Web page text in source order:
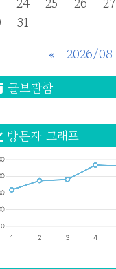
« 2026/08
31
글보관함
방문자 그래프